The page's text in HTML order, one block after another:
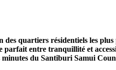
des quartiers résidentiels les
entre tranquillité et
minutes du Santiburi Samui